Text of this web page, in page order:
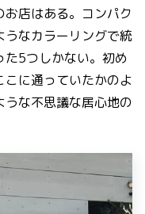
店はある。コンパク
うなカラーリングで統
た5つしかない。初め
に通っていたかのよ
な不思議な居心地の